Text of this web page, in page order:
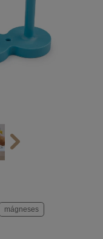
mágneses